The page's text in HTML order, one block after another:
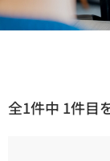
全1件中 1件目